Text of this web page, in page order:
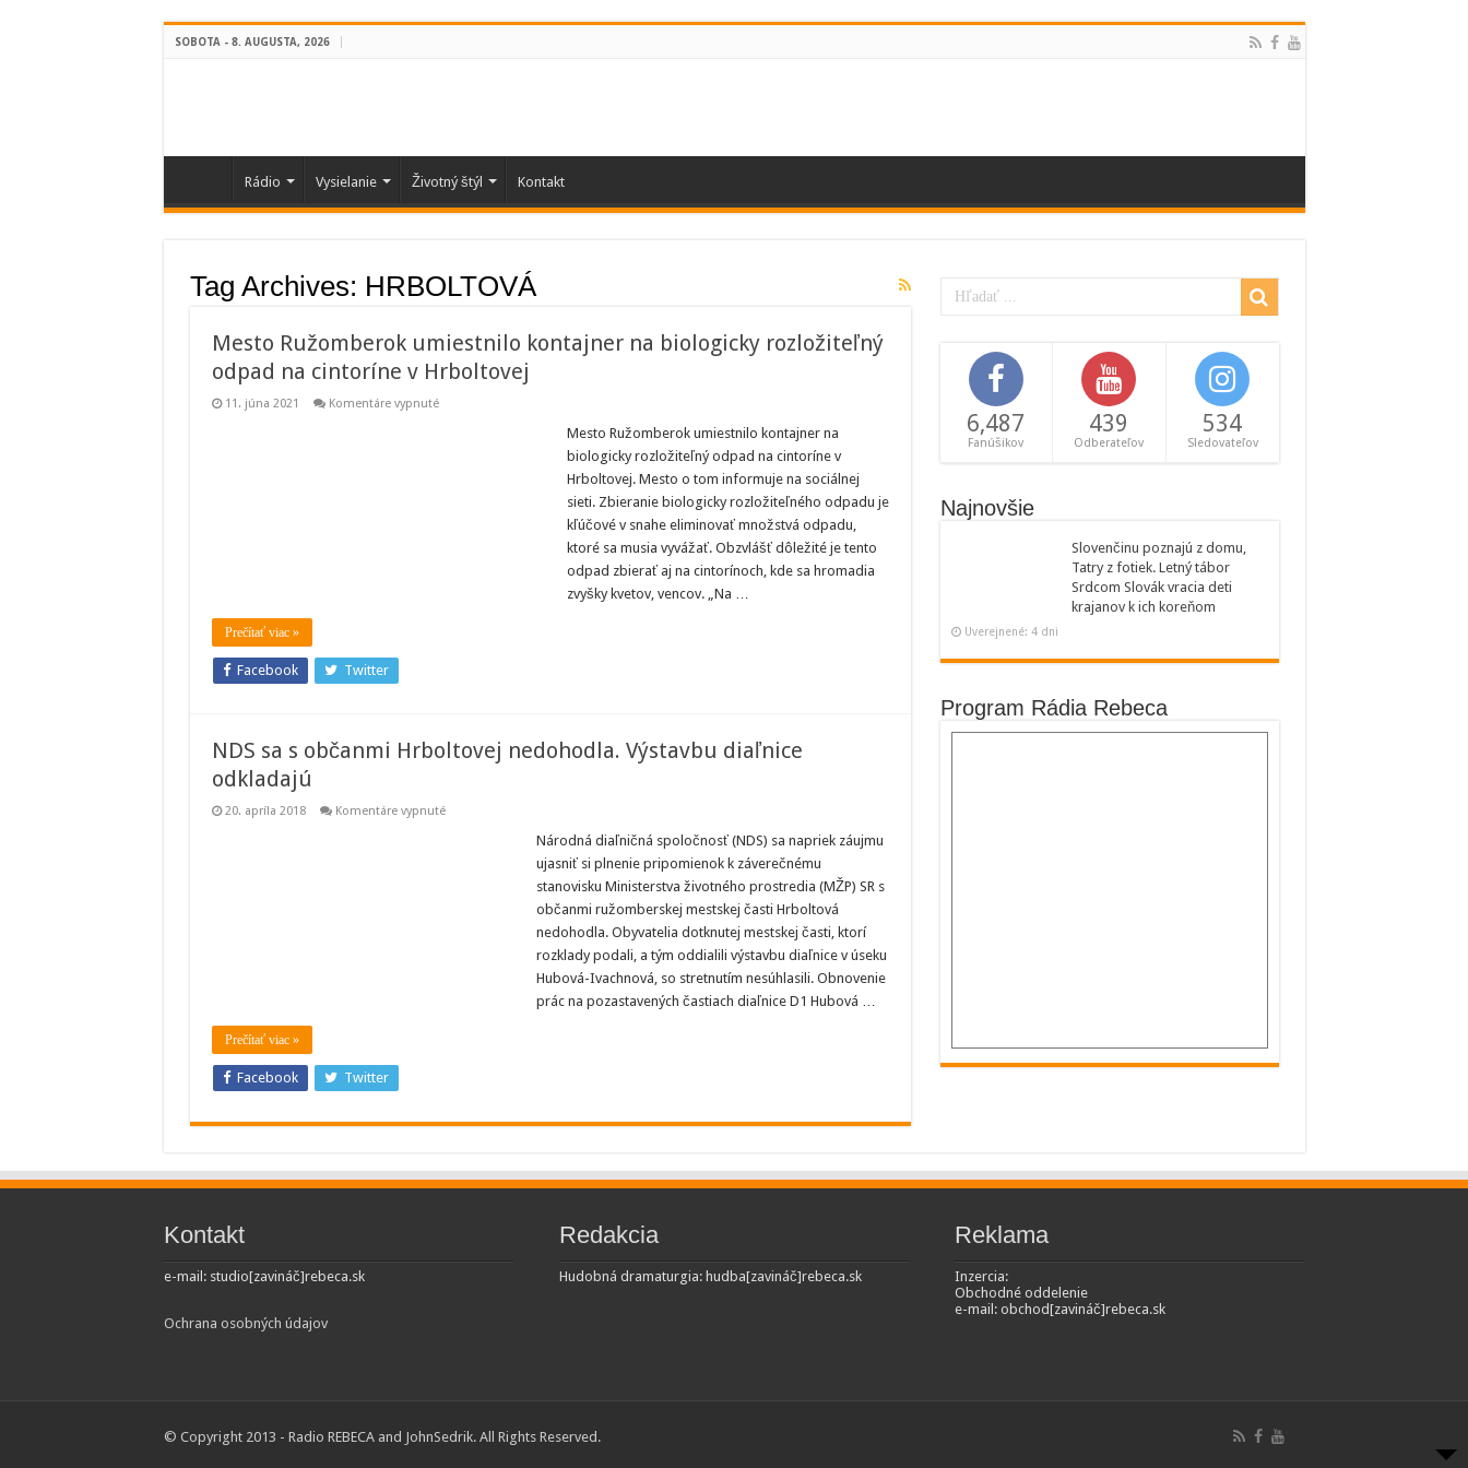
SOBOTA - 8. AUGUSTA, 2026
Rádio Vysielanie Životný štýl Kontakt
Tag Archives: HRBOLTOVÁ
Mesto Ružomberok umiestnilo kontajner na biologicky rozložiteľný
odpad na cintoríne v Hrboltovej
11. júna 2021 Komentáre vypnuténa
Mesto Ružomberok umiestnilo kontajner na
biologicky rozložiteľný odpad na cintoríne v
Hrboltovej. Mesto o tom informuje na sociálnej
sieti. Zbieranie biologicky rozložiteľného odpadu je
kľúčové v snahe eliminovať množstvá odpadu,
ktoré sa musia vyvážať. Obzvlášť dôležité je tento
odpad zbierať aj na cintorínoch, kde sa hromadia
zvyšky kvetov, vencov. „Na …
Prečítať viac »
Facebook Twitter
NDS sa s občanmi Hrboltovej nedohodla. Výstavbu diaľnice
odkladajú
20. apríla 2018 Komentáre vypnuténa
Národná diaľničná spoločnosť (NDS) sa napriek záujmu
ujasniť si plnenie pripomienok k záverečnému
stanovisku Ministerstva životného prostredia (MŽP) SR s
občanmi ružomberskej mestskej časti Hrboltová
nedohodla. Obyvatelia dotknutej mestskej časti, ktorí
rozklady podali, a tým oddialili výstavbu diaľnice v úseku
Hubová-Ivachnová, so stretnutím nesúhlasili. Obnovenie
prác na pozastavených častiach diaľnice D1 Hubová …
Prečítať viac »
Facebook Twitter
6,487
Fanúšikov
439
Odberateľov
534
Sledovateľov
Najnovšie
Slovenčinu poznajú z domu,
Tatry z fotiek. Letný tábor
Srdcom Slovák vracia deti
krajanov k ich koreňom
Uverejnené: 4 dni
Program Rádia Rebeca
Kontakt
e-mail: studio[zavináč]rebeca.sk
Ochrana osobných údajov
Redakcia
Hudobná dramaturgia: hudba[zavináč]rebeca.sk
Reklama
Inzercia:
Obchodné oddelenie
e-mail: obchod[zavináč]rebeca.sk
© Copyright 2013 - Radio REBECA and JohnSedrik. All Rights Reserved.